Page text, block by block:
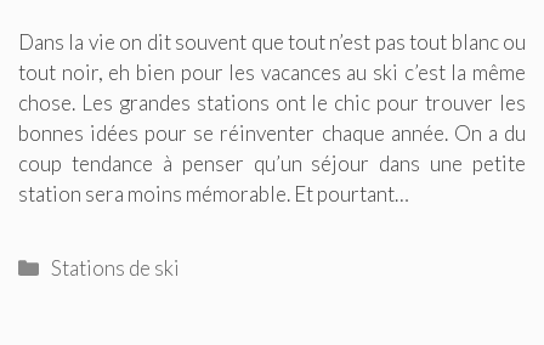
Dans la vie on dit souvent que tout n’est pas tout blanc ou
tout noir, eh bien pour les vacances au ski c’est la même
chose. Les grandes stations ont le chic pour trouver les
bonnes idées pour se réinventer chaque année. On a du
coup tendance à penser qu’un séjour dans une petite
station sera moins mémorable. Et pourtant…
Catégories
Stations de ski